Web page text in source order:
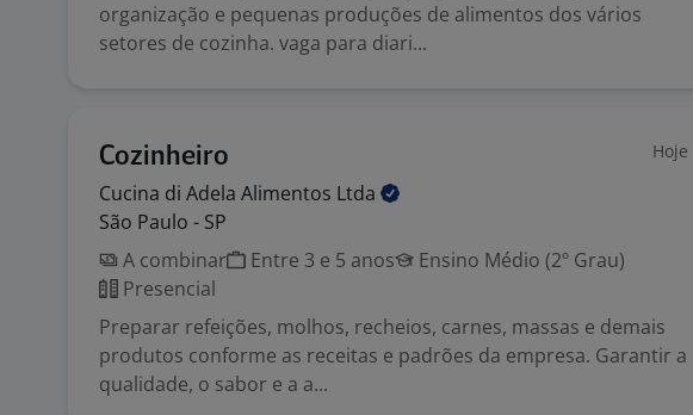
organização e pequenas produções de alimentos dos vários
setores de cozinha. vaga para diari...
Cozinheiro Hoje
Cucina di Adela Alimentos Ltda
São Paulo - SP
A combinar
Entre 3 e 5 anos
Ensino Médio (2º Grau)
Presencial
Preparar refeições, molhos, recheios, carnes, massas e demais
produtos conforme as receitas e padrões da empresa. Garantir a
qualidade, o sabor e a a...